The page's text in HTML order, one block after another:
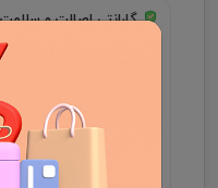
گارانتی اصالت و سلامت
جهت اطلاع از